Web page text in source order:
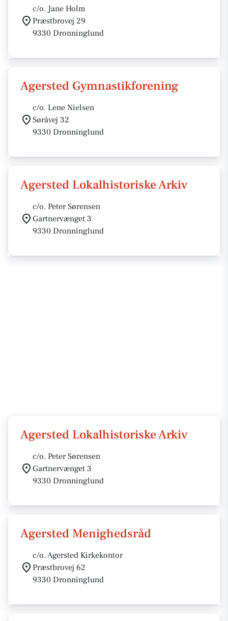
c/o. Jane Holm
Præstbrovej 29
9330 Dronninglund
Agersted Gymnastikforening
c/o. Lene Nielsen
Søråvej 32
9330 Dronninglund
Agersted Lokalhistoriske Arkiv
c/o. Peter Sørensen
Gartnervænget 3
9330 Dronninglund
Agersted Lokalhistoriske Arkiv
c/o. Peter Sørensen
Gartnervænget 3
9330 Dronninglund
Agersted Menighedsråd
c/o. Agersted Kirkekontor
Præstbrovej 62
9330 Dronninglund